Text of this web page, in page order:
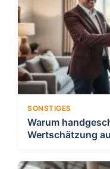
SONSTIGES
Warum
Wertschätzung